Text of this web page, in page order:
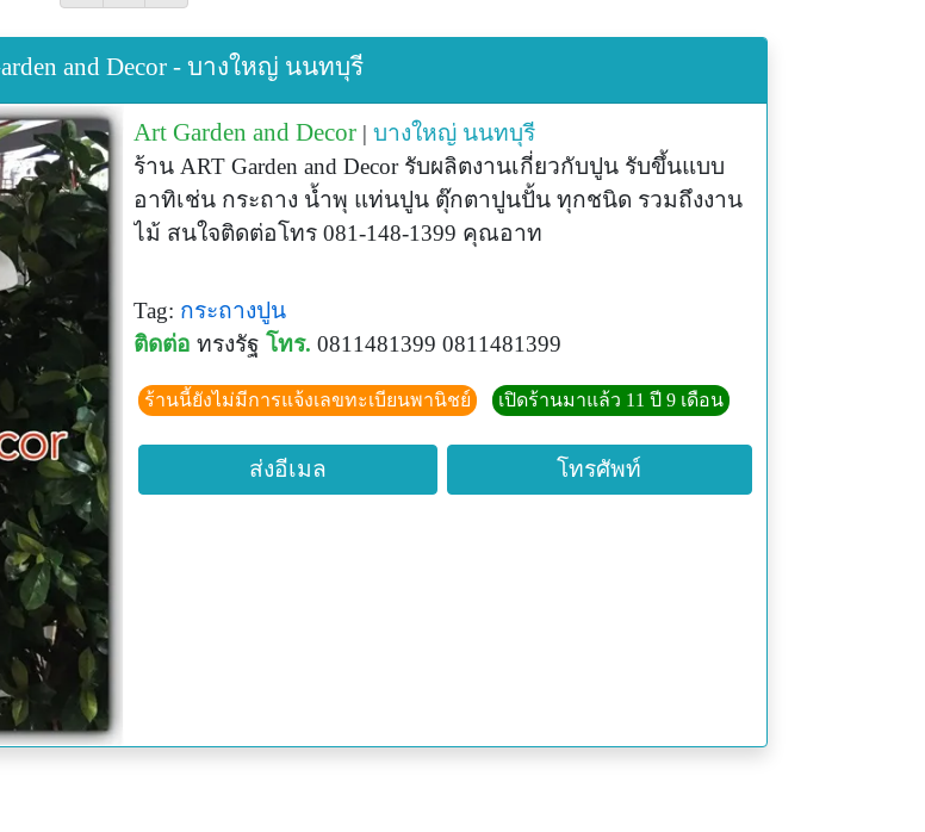
and Decor - บางใหญ่ นนทบุรี
Art Garden and Decor | บางใหญ่ นนทบุรี
ร้าน ART Garden and Decor รับผลิตงานเกี่ยวกับปูน รับขึ้นแบบ
อาทิเช่น กระถาง น้ำพุ แท่นปูน ตุ๊กตาปูนปั้น ทุกชนิด รวมถึงงาน
ไม้ สนใจติดต่อโทร 081-148-1399 คุณอาท
Tag: กระถางปูน
ติดต่อ ทรงรัฐ โทร. 0811481399 0811481399
ร้านนี้ยังไม่มีการแจ้งเลขทะเบียนพานิชย์ เปิดร้านมาแล้ว 11 ปี 9 เดือน
ส่งอีเมล โทรศัพท์